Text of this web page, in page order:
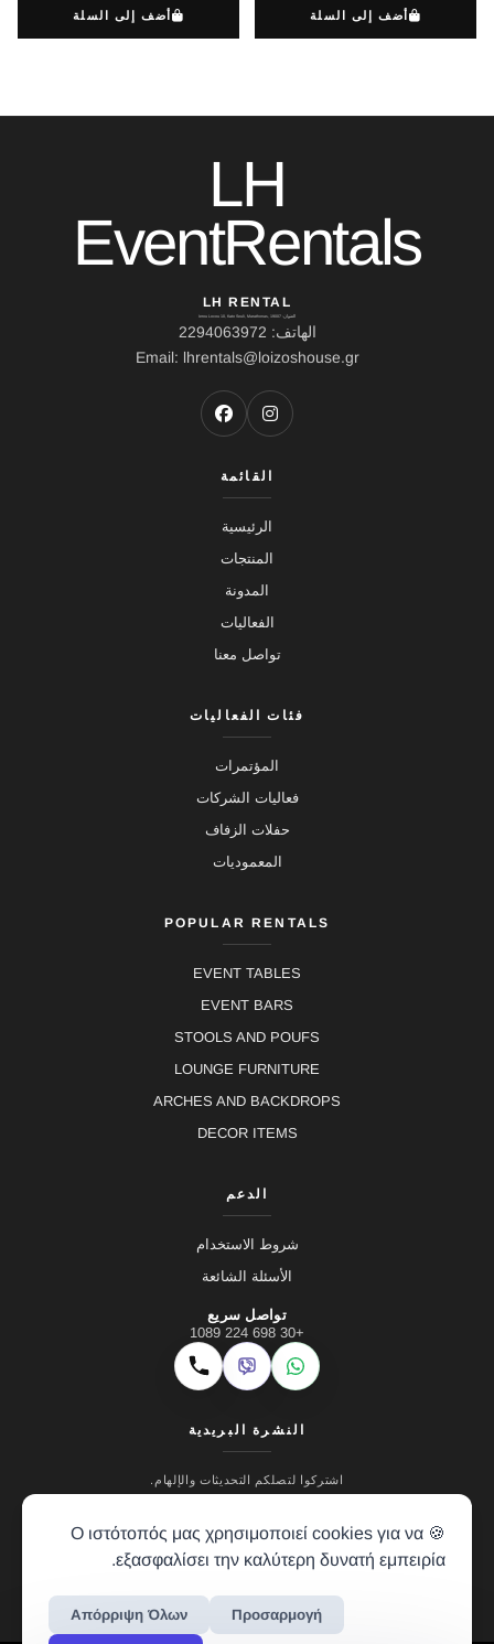
أضف إلى السلة أضف إلى السلة
LH
EventRentals
LH RENTAL
العنوان: Ierou Loxou 10, Kato Souli, Marathonas, 19007
الهاتف: 2294063972
Email: lhrentals@loizoshouse.gr
القائمة
الرئيسية
المنتجات
المدونة
الفعاليات
تواصل معنا
فئات الفعاليات
المؤتمرات
فعاليات الشركات
حفلات الزفاف
المعموديات
POPULAR RENTALS
EVENT TABLES
EVENT BARS
STOOLS AND POUFS
LOUNGE FURNITURE
ARCHES AND BACKDROPS
DECOR ITEMS
الدعم
شروط الاستخدام
الأسئلة الشائعة
تواصل سريع
+30 698 224 1089
WhatsApp
Viber اتصال
النشرة البريدية
اشتركوا لتصلكم التحديثات والإلهام.
🍪 Ο ιστότοπός μας χρησιμοποιεί cookies για να
εξασφαλίσει την καλύτερη δυνατή εμπειρία.
Προσαρμογή
Απόρριψη Όλων